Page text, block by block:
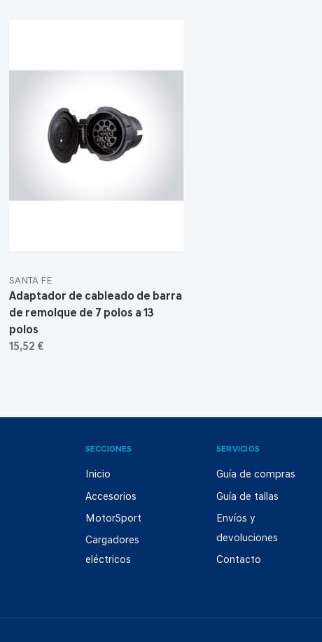
SANTA FE
Adaptador de cableado de barra
de remolque de 7 polos a 13
polos
15,52 €
SECCIONES
Inicio
Accesorios
MotorSport
Cargadores
eléctricos
SERVICIOS
Guía de compras
Guía de tallas
Envíos y
devoluciones
Contacto